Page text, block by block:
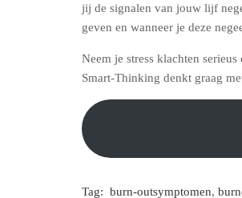
jij de signalen van jouw lijf
geven en wanneer je deze
Neem je stress klachten
Smart-Thinking denkt graag
Tag: burn-outsymptomen,